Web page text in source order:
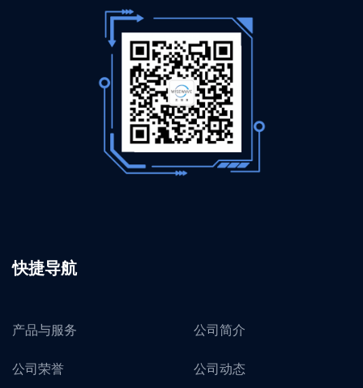
快捷导航
产品与服务 公司简介
公司荣誉 公司动态